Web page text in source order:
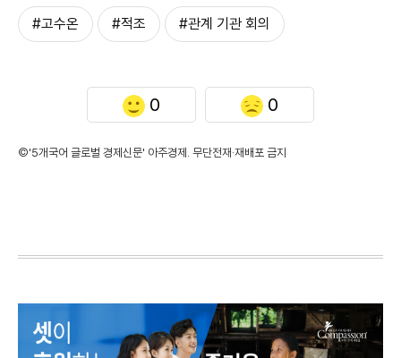
#고수온 #적조 #관계 기관 회의
0 0
©'5개국어 글로벌 경제신문' 아주경제. 무단전재·재배포 금지